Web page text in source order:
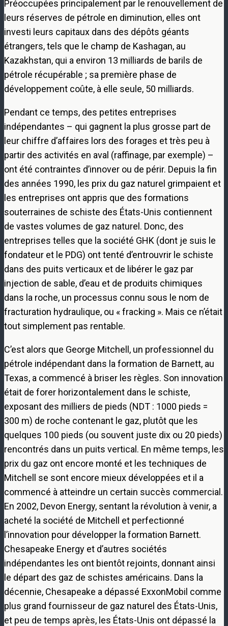
Préoccupées principalement par le renouvellement de
leurs réserves de pétrole en diminution, elles ont
investi leurs capitaux dans des dépôts géants
étrangers, tels que le champ de Kashagan, au
Kazakhstan, qui a environ 13 milliards de barils de
pétrole récupérable ; sa première phase de
développement coûte, à elle seule, 50 milliards.
Pendant ce temps, des petites entreprises
indépendantes – qui gagnent la plus grosse part de
leur chiffre d’affaires lors des forages et très peu à
partir des activités en aval (raffinage, par exemple) –
ont été contraintes d’innover ou de périr. Depuis la fin
des années 1990, les prix du gaz naturel grimpaient et
les entreprises ont appris que des formations
souterraines de schiste des États-Unis contiennent
de vastes volumes de gaz naturel. Donc, des
entreprises telles que la société GHK (dont je suis le
fondateur et le PDG) ont tenté d’entrouvrir le schiste
dans des puits verticaux et de libérer le gaz par
injection de sable, d’eau et de produits chimiques
dans la roche, un processus connu sous le nom de
fracturation hydraulique, ou « fracking ». Mais ce n’était
tout simplement pas rentable.
C’est alors que George Mitchell, un professionnel du
pétrole indépendant dans la formation de Barnett, au
Texas, a commencé à briser les règles. Son innovation
était de forer horizontalement dans le schiste,
exposant des milliers de pieds (NDT : 1000 pieds =
300 m) de roche contenant le gaz, plutôt que les
quelques 100 pieds (ou souvent juste dix ou 20 pieds)
rencontrés dans un puits vertical. En même temps, les
prix du gaz ont encore monté et les techniques de
Mitchell se sont encore mieux développées et il a
commencé à atteindre un certain succès commercial.
En 2002, Devon Energy, sentant la révolution à venir, a
acheté la société de Mitchell et perfectionné
l’innovation pour développer la formation Barnett.
Chesapeake Energy et d’autres sociétés
indépendantes les ont bientôt rejoints, donnant ainsi
le départ des gaz de schistes américains. Dans la
décennie, Chesapeake a dépassé ExxonMobil comme
plus grand fournisseur de gaz naturel des États-Unis,
et peu de temps après, les États-Unis ont dépassé la